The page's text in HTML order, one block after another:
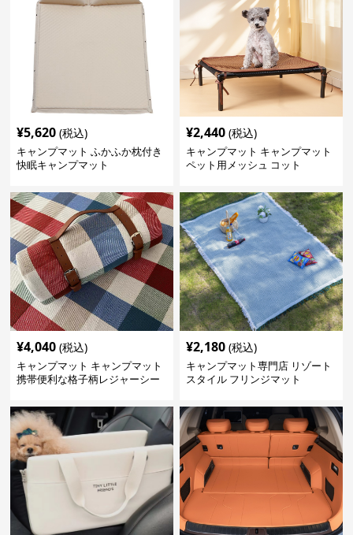
¥5,620 (税込)
キャンプマット ふかふか枕付き
快眠キャンプマット
¥2,440 (税込)
キャンプマット キャンプマット
ペット用メッシュ コット
¥4,040 (税込)
キャンプマット キャンプマット
携帯便利な格子柄レジャーシー
¥2,180 (税込)
キャンプマット専門店 リゾート
スタイル フリンジマット